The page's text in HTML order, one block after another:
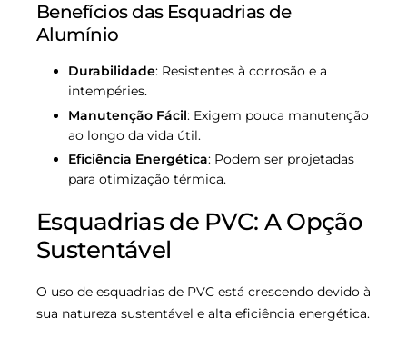
Benefícios das Esquadrias de
Alumínio
Durabilidade: Resistentes à corrosão e a
intempéries.
Manutenção Fácil: Exigem pouca manutenção
ao longo da vida útil.
Eficiência Energética: Podem ser projetadas
para otimização térmica.
Esquadrias de PVC: A Opção
Sustentável
O uso de esquadrias de PVC está crescendo devido à
sua natureza sustentável e alta eficiência energética.